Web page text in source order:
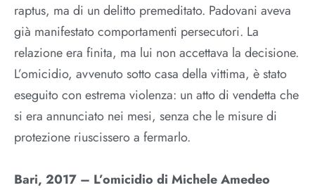
raptus, ma di un delitto premeditato. Padovani aveva
già manifestato comportamenti persecutori. La
relazione era finita, ma lui non accettava la decisione.
L’omicidio, avvenuto sotto casa della vittima, è stato
eseguito con estrema violenza: un atto di vendetta che
si era annunciato nei mesi, senza che le misure di
protezione riuscissero a fermarlo.​
Bari, 2017 – L’omicidio di Michele Amedeo